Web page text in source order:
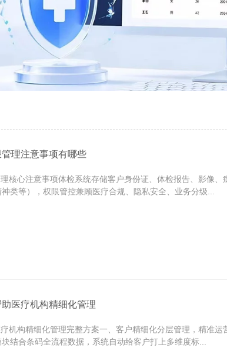
理注意事项有哪些
核心注意事项体检系统存储客户身份证、体检报告、影像、
类等），权限管控兼顾医疗合规、隐私安全、业务分级...
医疗机构精细化管理
机构精细化管理完整方案一、客户精细化分层管理，精准运
结合条码全流程数据，系统自动给客户打上多维度标...